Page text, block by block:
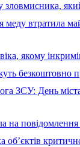
зловмисника,
втратила
якому
безкоштовно
ЗСУ: День
на
об’єктів